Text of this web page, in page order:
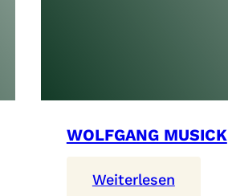
WOLFGANG MUSICK
Weiterlesen: